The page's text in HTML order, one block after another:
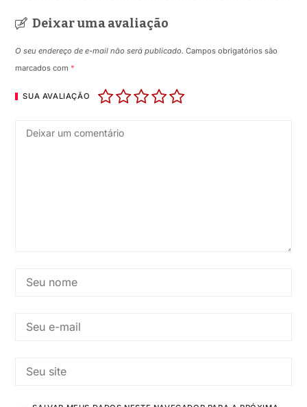
Deixar uma avaliação
O seu endereço de e-mail não será publicado. Campos obrigatórios são
marcados com*
SUA AVALIAÇÃO